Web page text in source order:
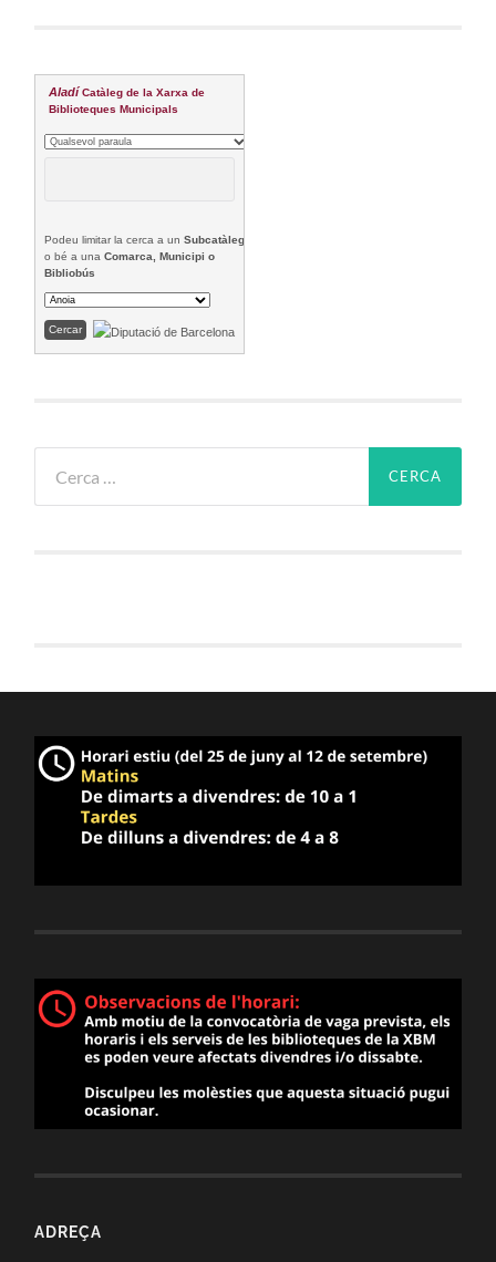
Aladí Catàleg de la Xarxa de
Biblioteques Municipals
Podeu limitar la cerca a unSubcatàleg
o bé a unaComarca, Municipi o
Bibliobús
ADREÇA